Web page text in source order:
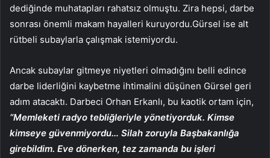
dediğinde muhatapları rahatsız olmuştu. Zira hepsi, darbe
sonrası önemli makam hayalleri kuruyordu.Gürsel ise alt
rütbeli subaylarla çalışmak istemiyordu.
Ancak subaylar gitmeye niyetleri olmadığını belli edince
darbe liderliğini kaybetme ihtimalini düşünen Gürsel geri
adım atacaktı. Darbeci Orhan Erkanlı, bu kaotik ortam için,
“Memleketi radyo tebliğleriyle yönetiyorduk. Kimse
kimseye güvenmiyordu… Silah zoruyla Başbakanlığa
girebildim. Eve dönerken, tez zamanda bu işleri